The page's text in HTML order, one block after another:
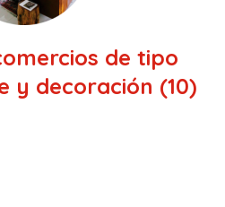
de tipo
y decoración (10)